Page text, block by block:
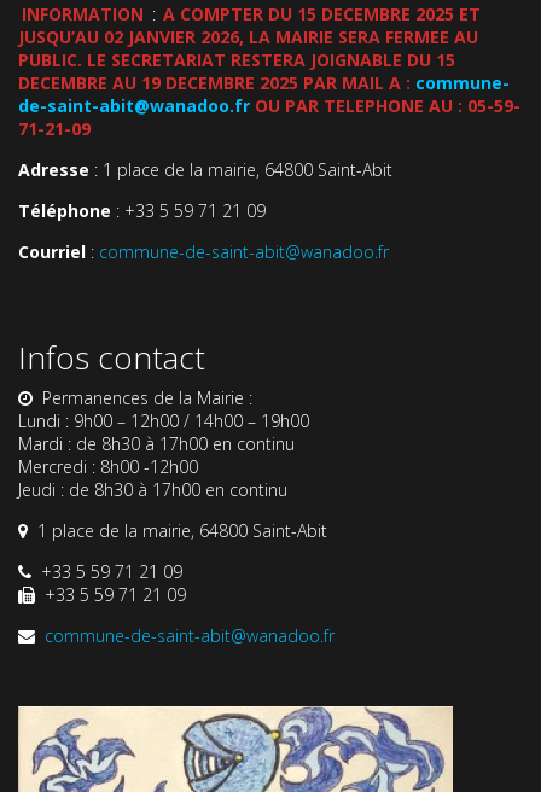
INFORMATION : A COMPTER DU 15 DECEMBRE 2025 ET
JUSQU’AU 02 JANVIER 2026, LA MAIRIE SERA FERMEE AU
PUBLIC. LE SECRETARIAT RESTERA JOIGNABLE DU 15
DECEMBRE AU 19 DECEMBRE 2025 PAR MAIL A : commune-
de-saint-abit@wanadoo.fr OU PAR TELEPHONE AU : 05-59-
71-21-09
Adresse : 1 place de la mairie, 64800 Saint-Abit
Téléphone : +33 5 59 71 21 09
Courriel : commune-de-saint-abit@wanadoo.fr
Infos contact
Permanences de la Mairie :
Lundi : 9h00 – 12h00 / 14h00 – 19h00
Mardi : de 8h30 à 17h00 en continu
Mercredi : 8h00 -12h00
Jeudi : de 8h30 à 17h00 en continu
1 place de la mairie, 64800 Saint-Abit
+33 5 59 71 21 09
+33 5 59 71 21 09
commune-de-saint-abit@wanadoo.fr